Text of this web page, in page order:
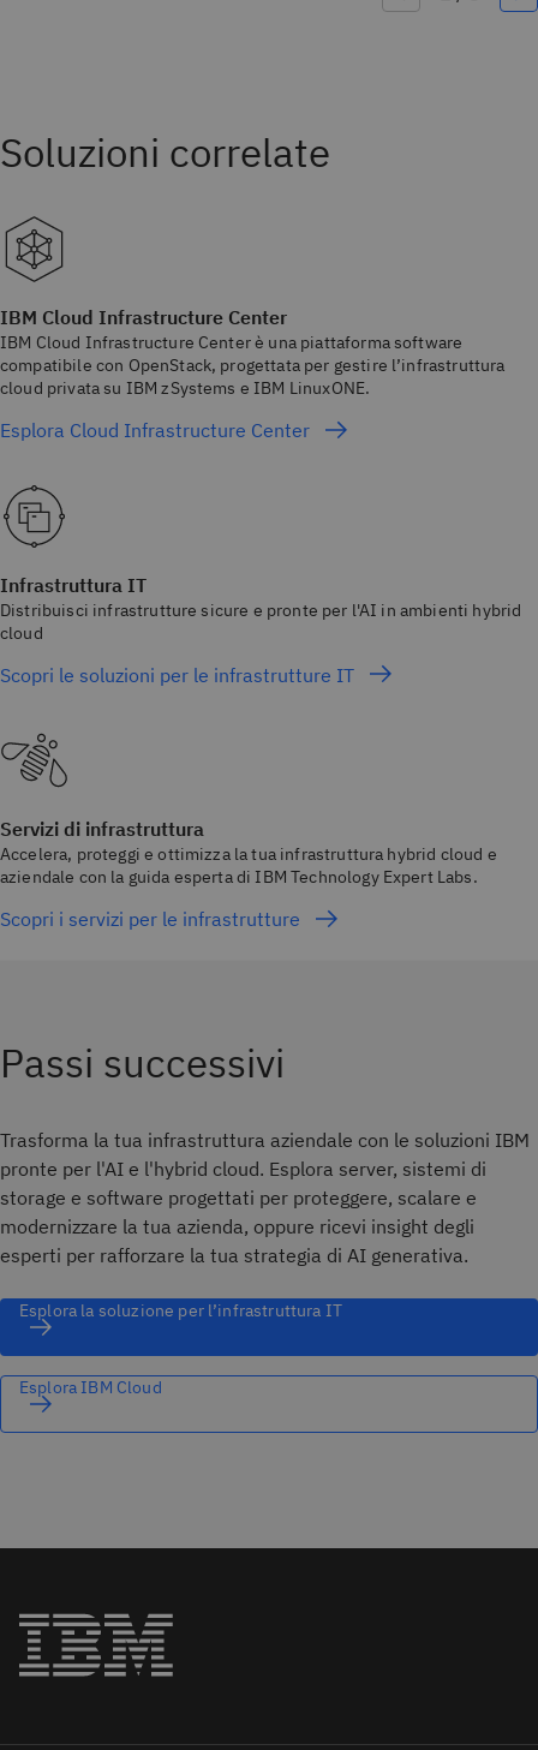
IBM Cloud Infrastructure Center
IBM Cloud Infrastructure Center è una piattaforma software
compatibile con OpenStack, progettata per gestire l’infrastruttura
cloud privata su IBM zSystems e IBM LinuxONE.
Esplora Cloud Infrastructure Center
Infrastruttura IT
Distribuisci infrastrutture sicure e pronte per l'AI in ambienti hybrid
cloud
Scopri le soluzioni per le infrastrutture IT
Servizi di infrastruttura
Accelera, proteggi e ottimizza la tua infrastruttura hybrid cloud e
aziendale con la guida esperta di IBM Technology Expert Labs.
Scopri i servizi per le infrastrutture
Passi successivi
Trasforma la tua infrastruttura aziendale con le soluzioni IBM
pronte per l'AI e l'hybrid cloud. Esplora server, sistemi di
storage e software progettati per proteggere, scalare e
modernizzare la tua azienda, oppure ricevi insight degli
esperti per rafforzare la tua strategia di AI generativa.
Esplora la soluzione per l’infrastruttura IT
Esplora IBM Cloud